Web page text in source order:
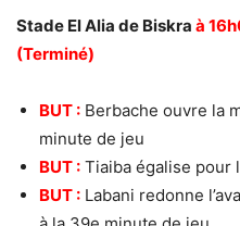
Stade El Alia de Biskra à
(Terminé)
BUT : Berbache ouvre la
minute de jeu
BUT : Tiaiba égalise pour
BUT : Labani redonne